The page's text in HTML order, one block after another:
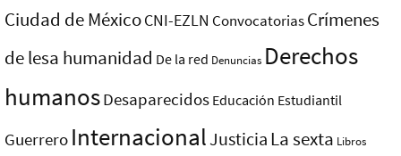
Ciudad de MéxicoCNI-EZLN ConvocatoriasCrímenes
de lesa humanidad De la red Denuncias Derechos
humanosDesaparecidos Educación Estudiantil
Guerrero InternacionalJusticia La sexta Libros